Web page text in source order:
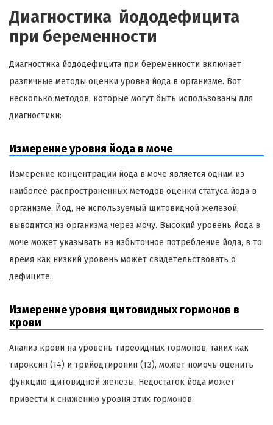
Диагностика йододефицита
при беременности
Диагностика йододефицита при беременности включает
различные методы оценки уровня йода в организме. Вот
несколько методов, которые могут быть использованы для
диагностики:
Измерение уровня йода в моче
Измерение концентрации йода в моче является одним из
наиболее распространенных методов оценки статуса йода в
организме. Йод, не используемый щитовидной железой,
выводится из организма через мочу. Высокий уровень йода в
моче может указывать на избыточное потребление йода, в то
время как низкий уровень может свидетельствовать о
дефиците.
Измерение уровня щитовидных гормонов в
крови
Анализ крови на уровень тиреоидных гормонов, таких как
тироксин (T4) и трийодтиронин (T3), может помочь оценить
функцию щитовидной железы. Недостаток йода может
привести к снижению уровня этих гормонов.